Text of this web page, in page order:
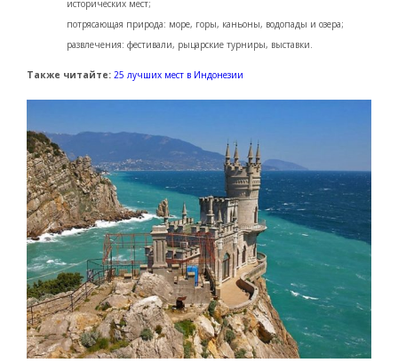
исторических мест;
потрясающая природа: море, горы, каньоны, водопады и озера;
развлечения: фестивали, рыцарские турниры, выставки.
Также читайте: 25 лучших мест в Индонезии